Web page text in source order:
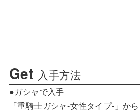
Get 入手方法
●ガシャで入手
「重騎士ガシャ-女性タイプ-」から